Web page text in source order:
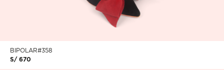
BIPOLAR#358
S/ 670